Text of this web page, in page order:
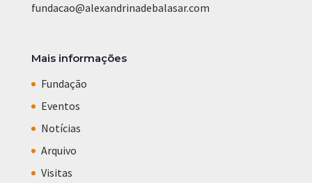
fundacao@alexandrinadebalasar.com
Mais informações
Fundação
Eventos
Notícias
Arquivo
Visitas